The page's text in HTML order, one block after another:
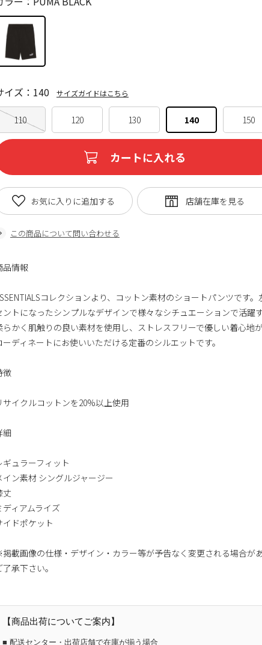
110 120 130 140 150
イズ：140 サイズガイドはこちら
カートに入れる
この商品について問い合わせる
お気に入りに追加する
品情報
コレクションより、コットン素材のショートパンツです。
ントになったシンプルなデザインで様々なシチュエーションで活躍
らかく肌触りの良い素材を使用し、ストレスフリーで優しい着心地
ーディネートにお使いいただける定番のシルエットです。
徴
サイクルコットンを20%以上使用
細
ギュラーフィット
イン素材 シングルジャージー
丈
ディアムライズ
イドポケット
載画像の仕様・デザイン・カラー等が予告なく変更される場合が
了承下さい。
【商品出荷についてご案内】
■ 配送センター・出荷店舗で在庫が揃う場合